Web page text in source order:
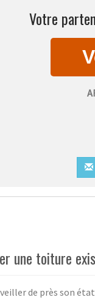
Votre
une toiture
de près son